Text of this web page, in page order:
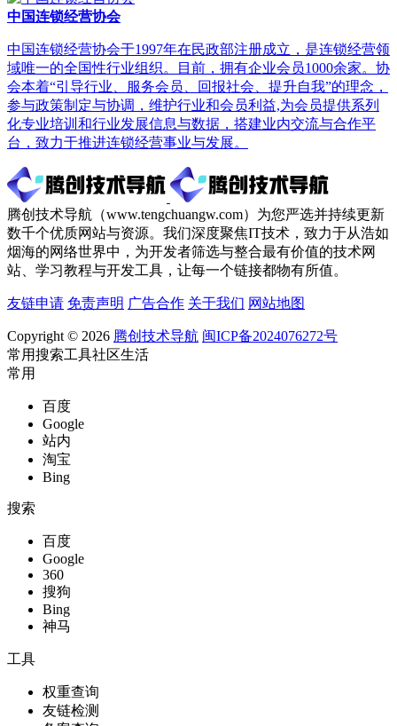
中国连锁经营协会
中国连锁经营协会于1997年在民政部注册成立，是连锁经营领
域唯一的全国性行业组织。目前，拥有企业会员1000余家。协
会本着“引导行业、服务会员、回报社会、提升自我”的理念，
参与政策制定与协调，维护行业和会员利益,为会员提供系列
化专业培训和行业发展信息与数据，搭建业内交流与合作平
台，致力于推进连锁经营事业与发展。
腾创技术导航（www.tengchuangw.com）为您严选并持续更新
数千个优质网站与资源。我们深度聚焦IT技术，致力于从浩如
烟海的网络世界中，为开发者筛选与整合最有价值的技术网
站、学习教程与开发工具，让每一个链接都物有所值。
友链申请 免责声明 广告合作 关于我们 网站地图
Copyright © 2026 腾创技术导航 闽ICP备2024076272号
常用搜索工具社区生活
常用
百度
Google
站内
淘宝
Bing
搜索
百度
Google
360
搜狗
Bing
神马
工具
权重查询
友链检测